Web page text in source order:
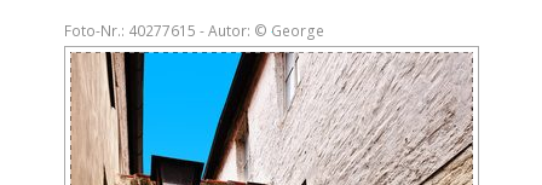
Foto-Nr.: 40277615 - Autor: © George